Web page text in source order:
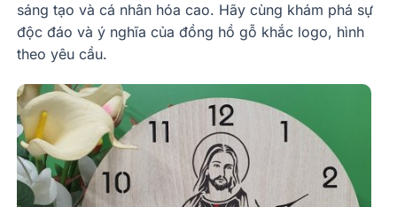
sáng tạo và cá nhân hóa cao. Hãy cùng khám phá sự
độc đáo và ý nghĩa của đồng hồ gỗ khắc logo, hình
theo yêu cầu.